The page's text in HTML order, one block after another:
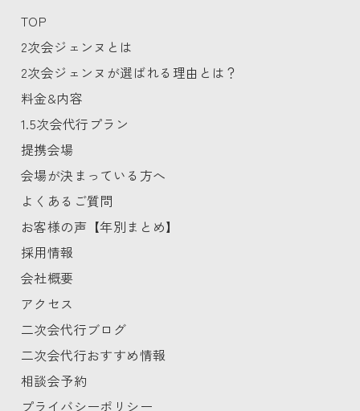
TOP
2次会ジェンヌとは
2次会ジェンヌが選ばれる理由とは？
料金&内容
1.5次会代行プラン
提携会場
会場が決まっている方へ
よくあるご質問
お客様の声【年別まとめ】
採用情報
会社概要
アクセス
二次会代行ブログ
二次会代行おすすめ情報
相談会予約
プライバシーポリシー